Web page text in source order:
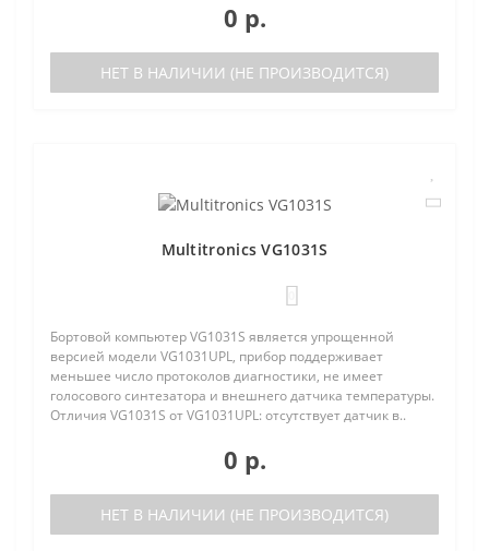
0 р.
НЕТ В НАЛИЧИИ (НЕ ПРОИЗВОДИТСЯ)
Multitronics VG1031S
Бортовой компьютер VG1031S является упрощенной
версией модели VG1031UPL, прибор поддерживает
меньшее число протоколов диагностики, не имеет
голосового синтезатора и внешнего датчика температуры.
Отличия VG1031S от VG1031UPL: отсутствует датчик в..
0 р.
НЕТ В НАЛИЧИИ (НЕ ПРОИЗВОДИТСЯ)